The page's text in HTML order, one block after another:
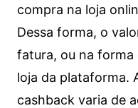
compra na loja
Dessa forma, o
fatura, ou na forma
loja da plataforma.
cashback varia de